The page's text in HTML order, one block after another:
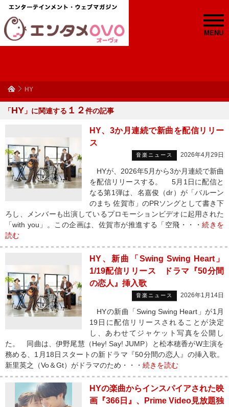
MENU
HY
「HY 」に関連する １２件の記事
HY、3か月連続で新曲を配信リリー
ス
音楽ニュース 2026年4月29日
HYが、2026年5月から3か月連続で新曲
を配信リリースする。 5月1日に配信と
なる第1弾は、名嘉俊（dr）が「バルーン
のまち 佐賀市」のPRソングとして書き下
ろし、メンバーも出演しているプロモーションビデオに起用された
「with you」。この企画は、佐賀市が推進する「空飛・・・続きを
読む
HY、新曲「Swing Swing Heart」
1/19配信リリース ドラマ『50分間
の恋人』挿入歌
音楽ニュース 2026年1月14日
HYの新曲「Swing Swing Heart」が1月
19日に配信リリースされることが決定
し、あわせてジャケット写真を公開し
た。 同曲は、伊野尾慧（Hey! Say! JUMP）と松本穂香がW主演を
務める、1月18日スタートの新ドラマ『50分間の恋人』の挿入歌。
新里英之（Vo＆Gt）がドラマのため・・・ 続きを読む
HYの楽曲からインスパイアされた映
画『366日』、Prime Video見放題独